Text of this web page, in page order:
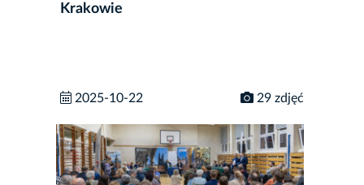
Krakowie
2025-10-22 29 zdjęć